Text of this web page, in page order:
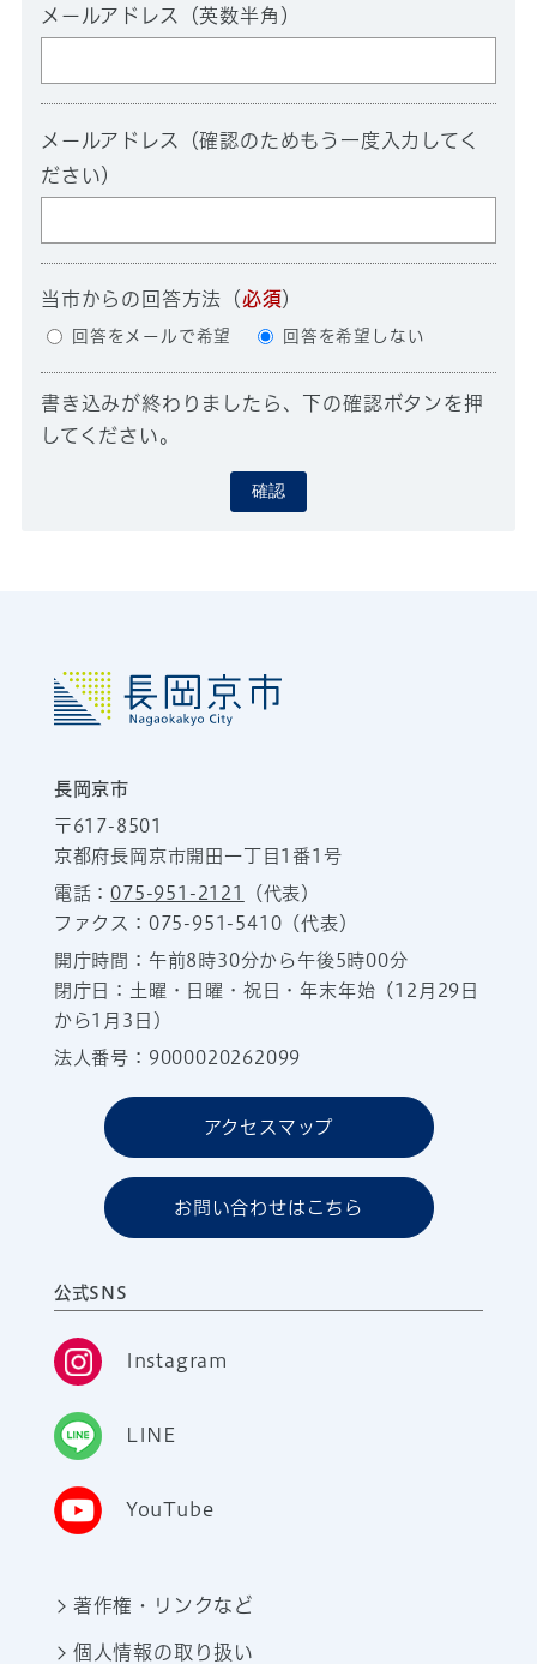
メールアドレス（英数半角）
メールアドレス（確認のためもう一度入力してく
ださい）
当市からの回答方法 （必須）
回答をメールで希望 回答を希望しない
書き込みが終わりましたら、下の確認ボタンを押
してください。
確認
長岡京市
〒617-8501
京都府長岡京市開田一丁目1番1号
電話：075-951-2121
（代表）
ファクス：075-951-5410（代表）
開庁時間：午前8時30分から午後5時00分
閉庁日：土曜・日曜・祝日・年末年始（12月29日
から1月3日）
法人番号：9000020262099
アクセスマップ
お問い合わせはこちら
公式SNS
Instagram
LINE
YouTube
著作権・リンクなど
個人情報の取り扱い